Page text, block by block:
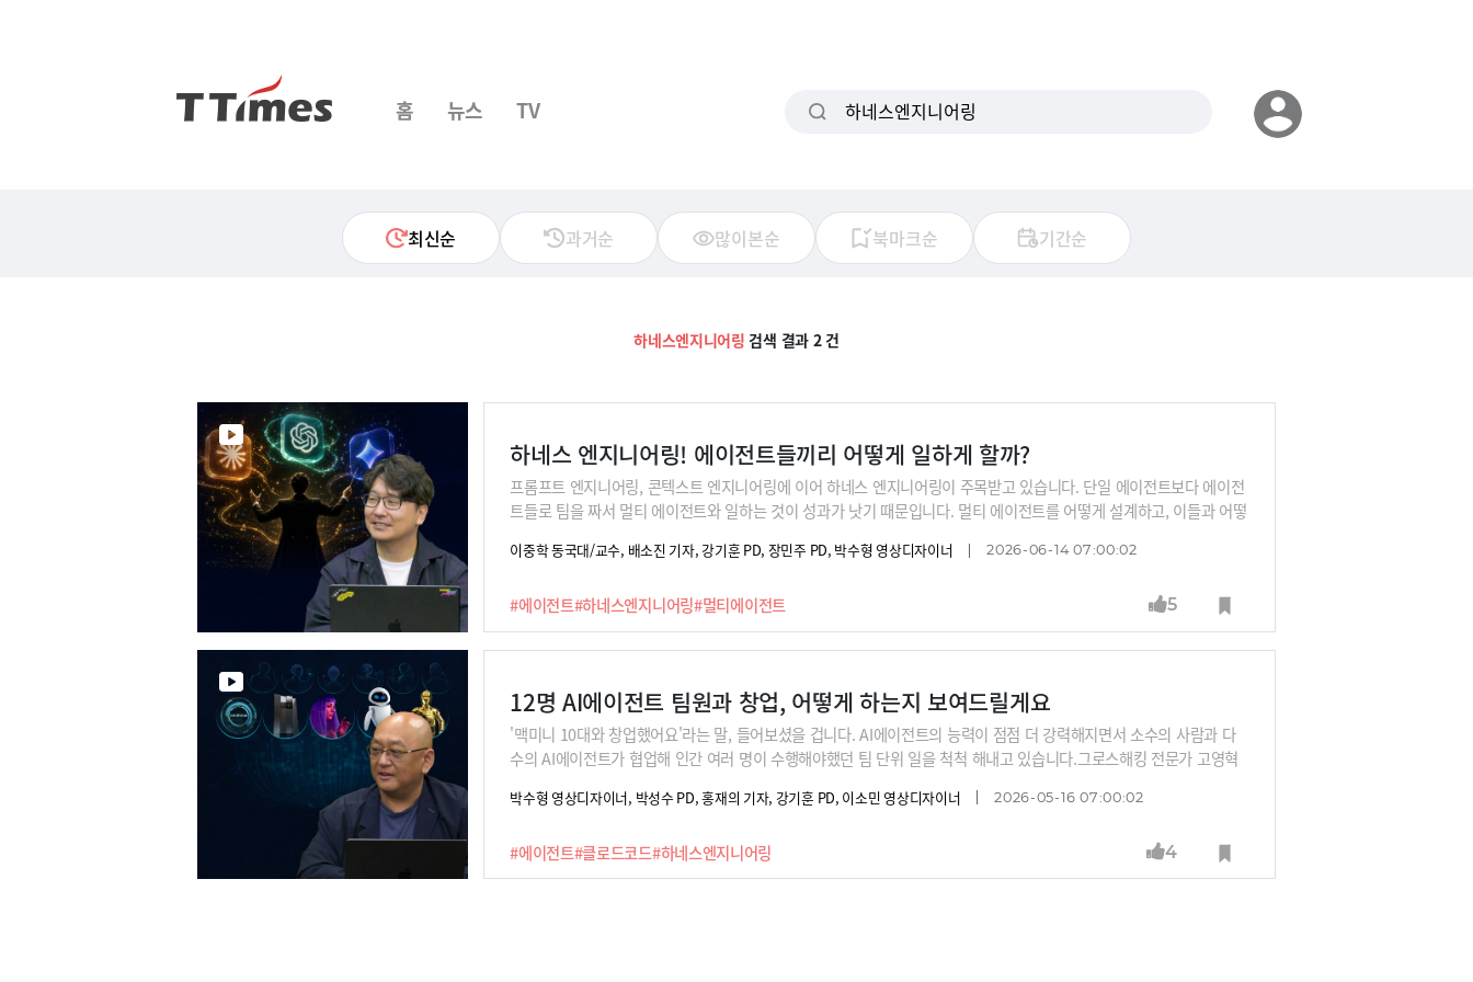
홈 뉴스 TV
최신순 과거순 많이본순 북마크순 기간순
하네스엔지니어링 검색 결과 2 건
하네스 엔지니어링! 에이전트들끼리 어떻게 일하게 할까?
#에이전트#하네스엔지니어링#멀티에이전트
프롬프트 엔지니어링, 콘텍스트 엔지니어링에 이어 하네스 엔지니어링이 주목받고 있습니다. 단일 에이전트보다 에이전
트들로 팀을 짜서 멀티 에이전트와 일하는 것이 성과가 낫기 때문입니다. 멀티 에이전트를 어떻게 설계하고, 이들과 어떻
이중학 동국대/교수, 배소진 기자, 강기훈 PD, 장민주 PD, 박수형 영상디자이너 2026-06-14 07:00:02
5
12명 AI에이전트 팀원과 창업, 어떻게 하는지 보여드릴게요
#에이전트#클로드코드#하네스엔지니어링
'맥미니 10대와 창업했어요'라는 말, 들어보셨을 겁니다. AI에이전트의 능력이 점점 더 강력해지면서 소수의 사람과 다
수의 AI에이전트가 협업해 인간 여러 명이 수행해야했던 팀 단위 일을 척척 해내고 있습니다.그로스해킹 전문가 고영혁
전트와 팀을 이뤄하고 있죠.고 대표가 자신과 함께 일하는 12개의 AI에이전트를 소개하고, 실제 업무하는 방법을 시연한
박수형 영상디자이너, 박성수 PD, 홍재의 기자, 강기훈 PD, 이소민 영상디자이너 2026-05-16 07:00:02
4